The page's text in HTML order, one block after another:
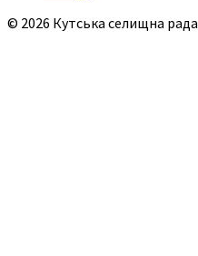
© 2026 Кутська селищна рада